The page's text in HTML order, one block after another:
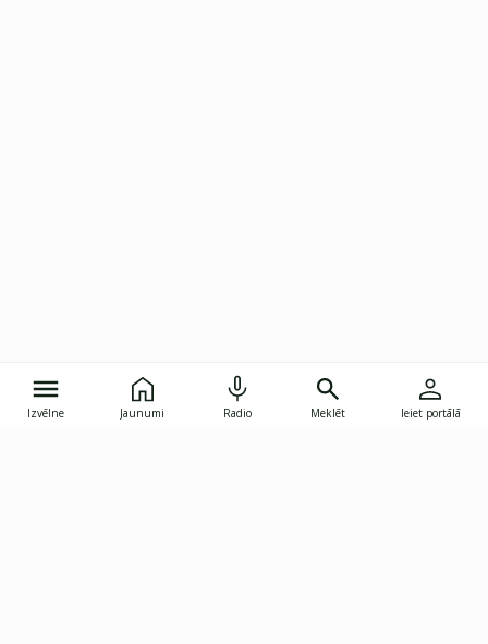
Izvēlne Jaunumi Radio Meklēt Ieiet portālā